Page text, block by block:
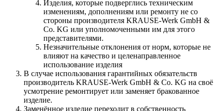
Изделия, которые подверглись техническим
изменениям, дополнениям или ремонту не со
стороны производителя KRAUSE-Werk GmbH &
Со. KG или уполномоченными им для этого
представителями.
Незначительные отклонения от норм, которые не
влияют на качество и целенаправленное
использование изделия
В случае использования гарантийных обязательств
производитель KRAUSE-Werk GmbH & Со. KG на своё
усмотрение ремонтирует или заменяет бракованное
изделие.
Заменённое изделие переходит в собственность